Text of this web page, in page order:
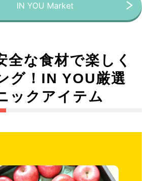
IN YOU Market
全な食材で楽しく
グ！IN YOU厳選
ックアイテム